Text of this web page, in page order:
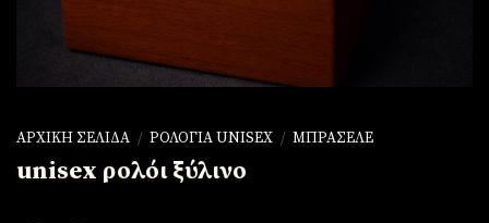
ΑΡΧΙΚΉ ΣΕΛΊΔΑ / ΡΟΛΌΓΙΑ UNISEX / ΜΠΡΑΣΕΛΈ
unisex ρολόι ξύλινο